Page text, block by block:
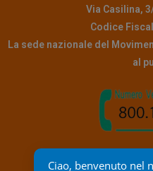
Via Casilina,
Codice
La sede nazionale del
al
Ciao, benvenuto nel